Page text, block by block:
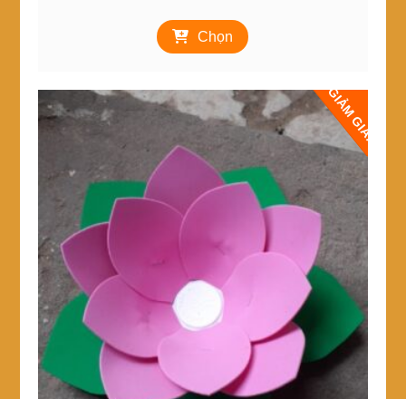
1,320,000₫
Chọn
phẩm
nhiều
biến
thể.
tùy
chọn
có
thể
được
phẩm
GIẢM GIÁ!